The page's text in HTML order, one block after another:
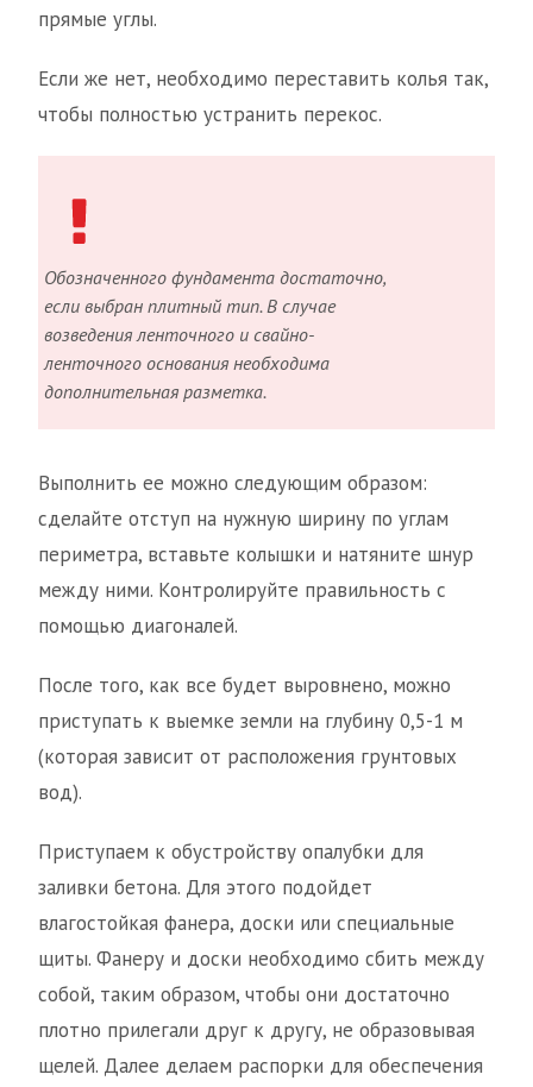
прямые углы.
Если же нет, необходимо переставить колья так,
чтобы полностью устранить перекос.
Обозначенного фундамента достаточно,
если выбран плитный тип. В случае
возведения ленточного и свайно-
ленточного основания необходима
дополнительная разметка.
Выполнить ее можно следующим образом:
сделайте отступ на нужную ширину по углам
периметра, вставьте колышки и натяните шнур
между ними. Контролируйте правильность с
помощью диагоналей.
После того, как все будет выровнено, можно
приступать к выемке земли на глубину 0,5-1 м
(которая зависит от расположения грунтовых
вод).
Приступаем к обустройству опалубки для
заливки бетона. Для этого подойдет
влагостойкая фанера, доски или специальные
щиты. Фанеру и доски необходимо сбить между
собой, таким образом, чтобы они достаточно
плотно прилегали друг к другу, не образовывая
щелей. Далее делаем распорки для обеспечения